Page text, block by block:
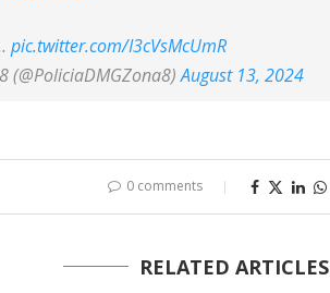
pic.twitter.com/I3cVsMcUmR
(@PoliciaDMGZona8)August 13, 2024
0 comments
RELATED ARTICLES